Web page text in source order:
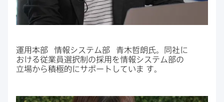
運用本部 情報システム部
青木哲朗氏。​同社に​
おける​従業員選択制の​採用を​情報システム部の​
立場から​積極的に​サポートしていま す。